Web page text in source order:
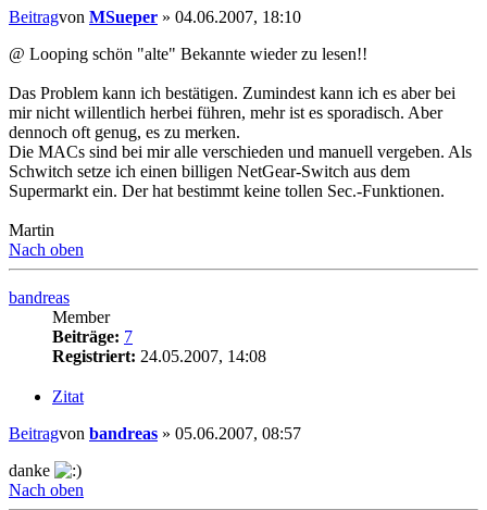
Beitragvon MSueper » 04.06.2007, 18:10
@ Looping schön "alte" Bekannte wieder zu lesen!!
Das Problem kann ich bestätigen. Zumindest kann ich es aber bei
mir nicht willentlich herbei führen, mehr ist es sporadisch. Aber
dennoch oft genug, es zu merken.
Die MACs sind bei mir alle verschieden und manuell vergeben. Als
Schwitch setze ich einen billigen NetGear-Switch aus dem
Supermarkt ein. Der hat bestimmt keine tollen Sec.-Funktionen.
Martin
Nach oben
bandreas
Member
Beiträge: 7
Registriert: 24.05.2007, 14:08
Zitat
Beitragvon bandreas » 05.06.2007, 08:57
danke
Nach oben